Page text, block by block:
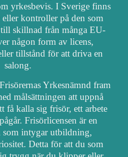
yrkesbevis. I Sverige finns
kontroller på den som
skillnad från många EU-
någon form av licens,
tillstånd för att driva en
salong.
Yrkesnämnd fram
målsättningen att uppnå
få kalla sig frisör, ett arbete
Frisörlicensen är en
som intygar utbildning,
Detta för att du som